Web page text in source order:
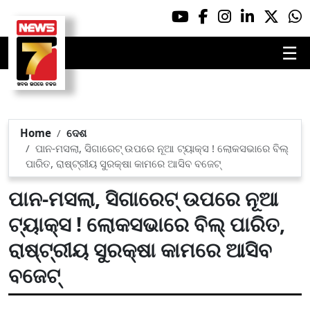
☰
Home
ଦେଶ
ପାନ-ମସଲା, ସିଗାରେଟ୍ ଉପରେ ନୂଆ ଟ୍ୟାକ୍ସ ! ଲୋକସଭାରେ ବିଲ୍
ପାରିତ, ରାଷ୍ଟ୍ରୀୟ ସୁରକ୍ଷା କାମରେ ଆସିବ ବଜେଟ୍
ପାନ-ମସଲା, ସିଗାରେଟ୍ ଉପରେ ନୂଆ
ଟ୍ୟାକ୍ସ ! ଲୋକସଭାରେ ବିଲ୍ ପାରିତ,
ରାଷ୍ଟ୍ରୀୟ ସୁରକ୍ଷା କାମରେ ଆସିବ
ବଜେଟ୍